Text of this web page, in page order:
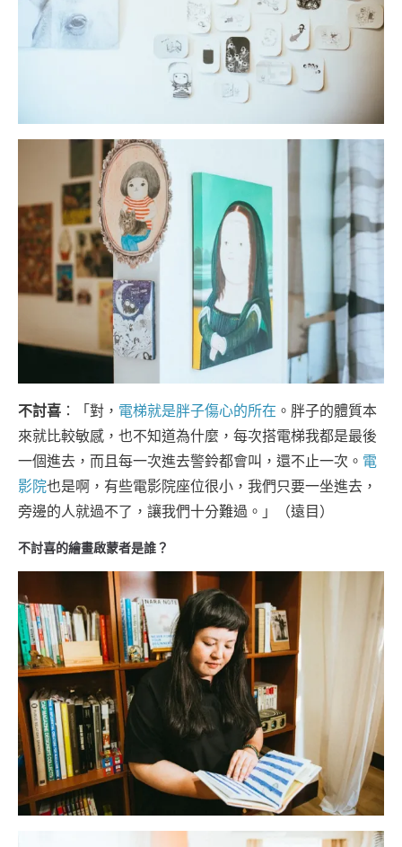
不討喜 ：「對， 電梯就是胖子傷心的所在 。胖子的體質本
來就比較敏感，也不知道為什麼，每次搭電梯我都是最後
一個進去，而且每一次進去警鈴都會叫，還不止一次。 電
影院也是啊，有些電影院座位很小，我們只要一坐進去，
旁邊的人就過不了，讓我們十分難過。」（遠目）
不討喜的繪畫啟蒙者是誰？